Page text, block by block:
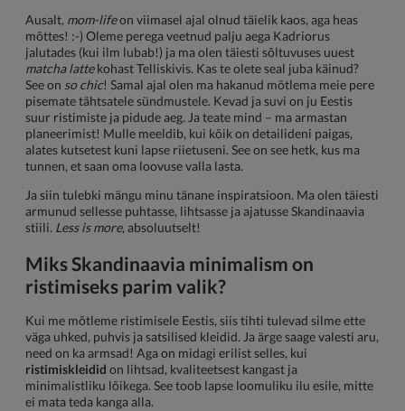
Ausalt, mom-lifeon viimasel ajal olnud täielik kaos, aga heas
mõttes! :-) Oleme perega veetnud palju aega Kadriorus
jalutades (kui ilm lubab!) ja ma olen täiesti sõltuvuses uuest
matcha lattekohast Telliskivis. Kas te olete seal juba käinud?
See on so chic! Samal ajal olen ma hakanud mõtlema meie pere
pisemate tähtsatele sündmustele. Kevad ja suvi on ju Eestis
suur ristimiste ja pidude aeg. Ja teate mind – ma armastan
planeerimist! Mulle meeldib, kui kõik on detailideni paigas,
alates kutsetest kuni lapse riietuseni. See on see hetk, kus ma
tunnen, et saan oma loovuse valla lasta.
Ja siin tulebki mängu minu tänane inspiratsioon. Ma olen täiesti
armunud sellesse puhtasse, lihtsasse ja ajatusse Skandinaavia
stiili. Less is more, absoluutselt!
Miks Skandinaavia minimalism on
ristimiseks parim valik?
Kui me mõtleme ristimisele Eestis, siis tihti tulevad silme ette
väga uhked, puhvis ja satsilised kleidid. Ja ärge saage valesti aru,
need on ka armsad! Aga on midagi erilist selles, kui
ristimiskleidid on lihtsad, kvaliteetsest kangast ja
minimalistliku lõikega. See toob lapse loomuliku ilu esile, mitte
ei mata teda kanga alla.